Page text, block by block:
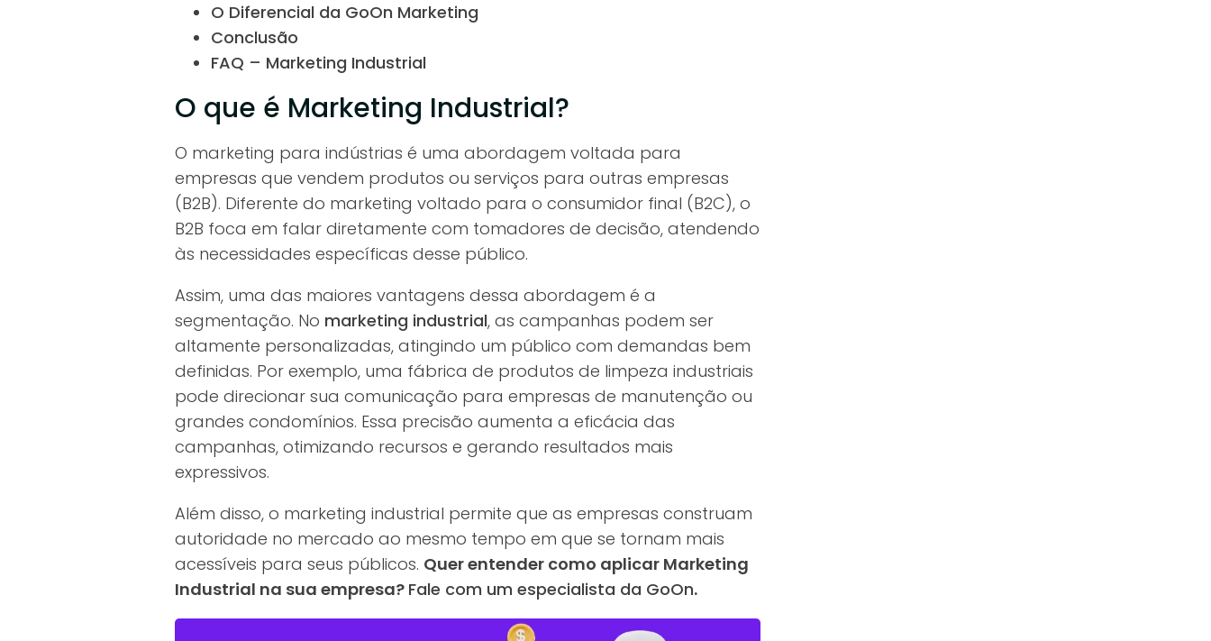
O Diferencial da GoOn Marketing
Conclusão
FAQ – Marketing Industrial
O que é Marketing Industrial?
O marketing para indústrias é uma abordagem voltada para
empresas que vendem produtos ou serviços para outras empresas
(B2B). Diferente do marketing voltado para o consumidor final (B2C), o
B2B foca em falar diretamente com tomadores de decisão, atendendo
às necessidades específicas desse público.
Assim, uma das maiores vantagens dessa abordagem é a
segmentação. No marketing industrial, as campanhas podem ser
altamente personalizadas, atingindo um público com demandas bem
definidas. Por exemplo, uma fábrica de produtos de limpeza industriais
pode direcionar sua comunicação para empresas de manutenção ou
grandes condomínios. Essa precisão aumenta a eficácia das
campanhas, otimizando recursos e gerando resultados mais
expressivos.
Além disso, o marketing industrial permite que as empresas construam
autoridade no mercado ao mesmo tempo em que se tornam mais
acessíveis para seus públicos. Quer entender como aplicar Marketing
Industrial na sua empresa? Fale com um especialista da GoOn.